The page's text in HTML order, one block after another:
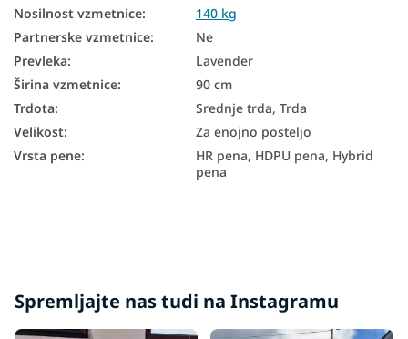
Majhne vzmetnice
Vzmetnice za starejše
Ortopedske vzmetnice 90x200
Antidekubitusne vzmetnice 90x200
Trde vzmetnice 90x200
Zdravstvene vzmetnice 90x200
Nosilnost vzmetnice:
140 kg
Partnerske vzmetnice:
Ne
Prevleka:
Lavender
Širina vzmetnice:
90 cm
Trdota:
Srednje trda, Trda
Velikost:
Za enojno posteljo
Vrsta pene:
HR pena, HDPU pena, Hybrid
pena
Spremljajte nas tudi na Instagramu